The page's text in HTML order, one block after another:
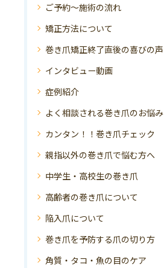
ご予約～施術の流れ
矯正方法について
巻き爪矯正終了直後の喜びの声
インタビュー動画
症例紹介
よく相談される巻き爪のお悩み
カンタン！！巻き爪チェック
親指以外の巻き爪で悩む方へ
中学生・高校生の巻き爪
高齢者の巻き爪について
陥入爪について
巻き爪を予防する爪の切り方
角質・タコ・魚の目のケア